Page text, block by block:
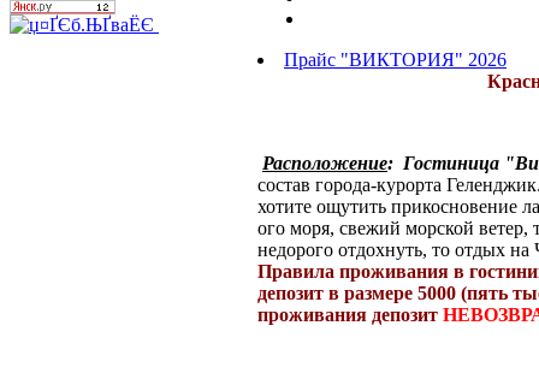
Прайс "ВИКТОРИЯ" 2026
Расположение: Гостиница
состав города-курорта
хотите ощутить прикосновение
ого моря, свежий морской
недорого отдохнуть, то отдых
Правила проживания в
депозит в размере 5000 (пять
проживания депозит